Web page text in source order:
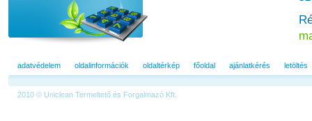
adatvédelem oldalinformációk oldaltérkép főoldal ajánlatkérés letöltés
2010 © Uniclean Termeltető és Forgalmazó Kft.